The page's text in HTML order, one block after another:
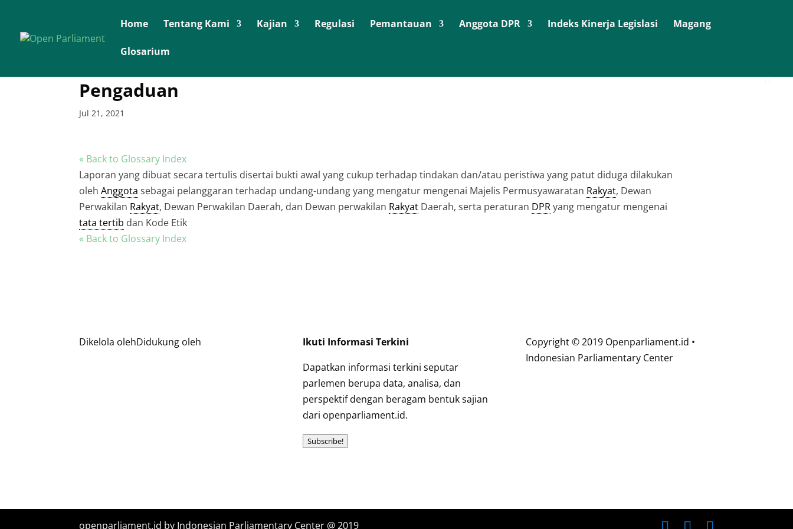
Home Tentang Kami Kajian Regulasi Pemantauan Anggota DPR Indeks Kinerja Legislasi Magang
Glosarium
Pengaduan
Jul 21, 2021
« Back to Glossary Index
Laporan yang dibuat secara tertulis disertai bukti awal yang cukup terhadap tindakan dan/atau peristiwa yang patut diduga dilakukan
olehAnggota sebagai pelanggaran terhadap undang-undang yang mengatur mengenai Majelis Permusyawaratan Rakyat, Dewan
Perwakilan Rakyat, Dewan Perwakilan Daerah, dan Dewan perwakilan Rakyat Daerah, serta peraturan DPRyang mengatur mengenai
tata tertib dan Kode Etik
« Back to Glossary Index
Dikelola olehDidukung oleh
Ikuti Informasi Terkini
Dapatkan informasi terkini seputar
parlemen berupa data, analisa, dan
perspektif dengan beragam bentuk sajian
dari openparliament.id.
Subscribe!
Copyright © 2019 Openparliament.id •
Indonesian Parliamentary Center
openparliament.id by Indonesian Parliamentary Center @ 2019